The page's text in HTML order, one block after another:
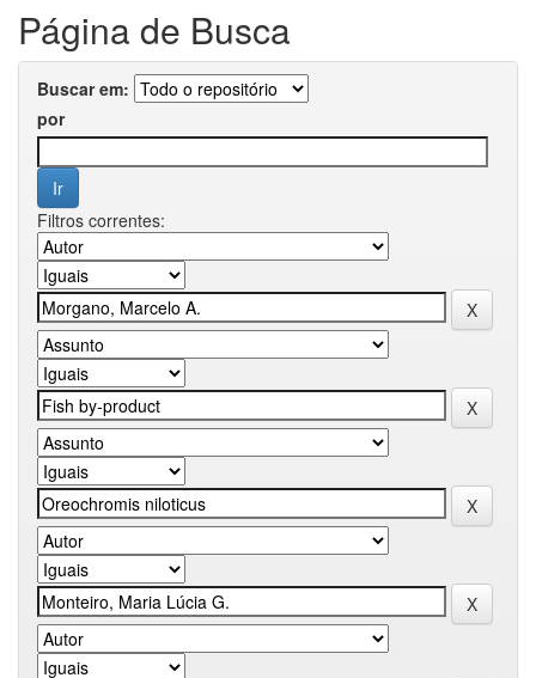
Página de Busca
Buscar em:
por
Filtros correntes: